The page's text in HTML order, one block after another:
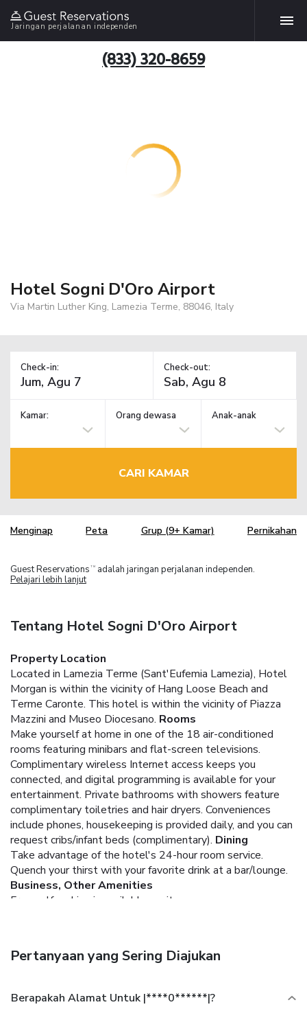
Jaringan perjalanan independen
(833) 320-8659
Hotel Sogni D'Oro Airport
Via Martin Luther King, Lamezia Terme, 88046, Italy
Check-in: Check-out:
Kamar: Orang dewasa Anak-anak
CARI KAMAR
Menginap Peta Grup (9+ Kamar) Pernikahan
Guest Reservations TM
adalah jaringan perjalanan independen.
Pelajari lebih lanjut
Tentang Hotel Sogni D'Oro Airport
Property Location
Located in Lamezia Terme (Sant'Eufemia Lamezia), Hotel
Morgan is within the vicinity of Hang Loose Beach and
Terme Caronte. This hotel is within the vicinity of Piazza
Mazzini and Museo Diocesano. Rooms
Make yourself at home in one of the 18 air-conditioned
rooms featuring minibars and flat-screen televisions.
Complimentary wireless Internet access keeps you
connected, and digital programming is available for your
entertainment. Private bathrooms with showers feature
complimentary toiletries and hair dryers. Conveniences
include phones, housekeeping is provided daily, and you can
request cribs/infant beds (complimentary). Dining
Take advantage of the hotel's 24-hour room service.
Quench your thirst with your favorite drink at a bar/lounge.
Business, Other Amenities
Free self parking is available onsite.
Pertanyaan yang Sering Diajukan
Berapakah Alamat Untuk |****0******|?